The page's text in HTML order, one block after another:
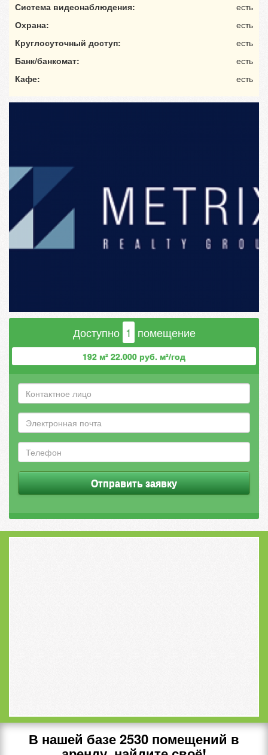
Система видеонаблюдения:
есть
Охрана:
есть
Круглосуточный доступ:
есть
Банк/банкомат:
есть
Кафе:
есть
Доступно 1 помещение
192 м² 22.000 руб. м²/год
Отправить заявку
В нашей базе2530 помещений в